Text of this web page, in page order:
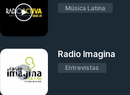
Música Latina
Radio Imagina
Entrevistas